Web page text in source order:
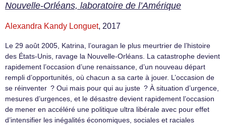
Nouvelle-Orléans, laboratoire de l’Amérique
Alexandra Kandy Longuet, 2017
Le 29 août 2005, Katrina, l’ouragan le plus meurtrier de l’histoire
des États-Unis, ravage la Nouvelle-Orléans. La catastrophe devient
rapidement l’occasion d’une renaissance, d’un nouveau départ
rempli d’opportunités, où chacun a sa carte à jouer. L’occasion de
se réinventer ? Oui mais pour qui au juste ? À situation d’urgence,
mesures d’urgences, et le désastre devient rapidement l’occasion
de mener en accéléré une politique ultra libérale avec pour effet
d’intensifier les inégalités économiques, sociales et raciales